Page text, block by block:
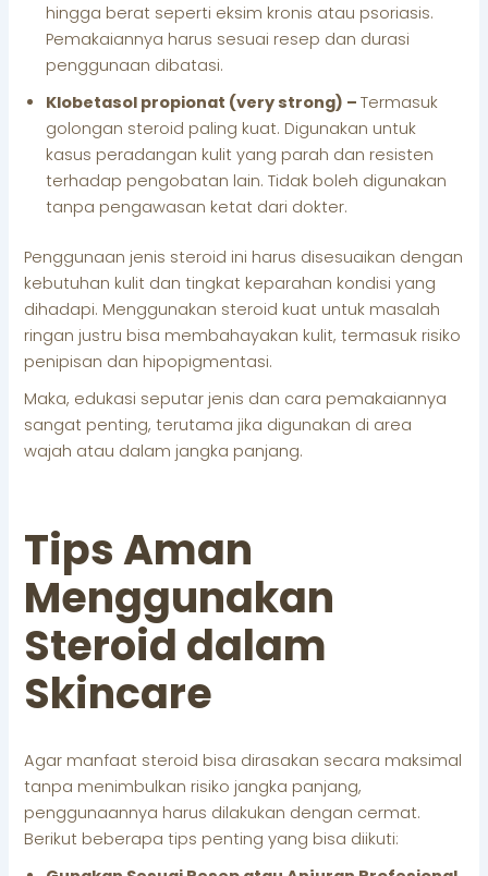
hingga berat seperti eksim kronis atau psoriasis.
Pemakaiannya harus sesuai resep dan durasi
penggunaan dibatasi.
Klobetasol propionat (very strong) –Termasuk
golongan steroid paling kuat. Digunakan untuk
kasus peradangan kulit yang parah dan resisten
terhadap pengobatan lain. Tidak boleh digunakan
tanpa pengawasan ketat dari dokter.
Penggunaan jenis steroid ini harus disesuaikan dengan
kebutuhan kulit dan tingkat keparahan kondisi yang
dihadapi. Menggunakan steroid kuat untuk masalah
ringan justru bisa membahayakan kulit, termasuk risiko
penipisan dan hipopigmentasi.
Maka, edukasi seputar jenis dan cara pemakaiannya
sangat penting, terutama jika digunakan di area
wajah atau dalam jangka panjang.
Tips Aman
Menggunakan
Steroid dalam
Skincare
Agar manfaat steroid bisa dirasakan secara maksimal
tanpa menimbulkan risiko jangka panjang,
penggunaannya harus dilakukan dengan cermat.
Berikut beberapa tips penting yang bisa diikuti: